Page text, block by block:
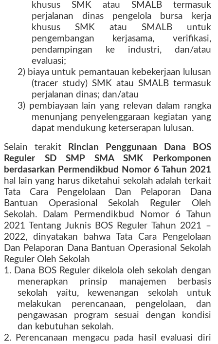
khusus SMK atau SMALB termasuk
perjalanan dinas pengelola bursa kerja
khusus SMK atau SMALB untuk
pengembangan kerjasama, verifikasi,
pendampingan ke industri, dan/atau
evaluasi;
2) biaya untuk pemantauan kebekerjaan lulusan
(tracer study) SMK atau SMALB termasuk
perjalanan dinas; dan/atau
3) pembiayaan lain yang relevan dalam rangka
menunjang penyelenggaraan kegiatan yang
dapat mendukung keterserapan lulusan.
Selain terakit
Rincian Penggunaan Dana BOS
Reguler SD SMP SMA SMK Perkomponen
berdasarkan Permendikbud Nomor 6 Tahun 2021
hal lain yang harus diketahui sekolah adalah terkait
Tata Cara Pengelolaan Dan Pelaporan Dana
Bantuan Operasional Sekolah Reguler Oleh
Sekolah. Dalam Permendikbud Nomor 6 Tahun
2021 Tentang Juknis BOS Reguler Tahun 2021 –
2022,
dinyatakan bahwa Tata Cara Pengelolaan
Dan Pelaporan Dana Bantuan Operasional Sekolah
Reguler Oleh Sekolah
1. Dana BOS Reguler dikelola oleh sekolah dengan
menerapkan prinsip manajemen berbasis
sekolah yaitu, kewenangan sekolah untuk
melakukan perencanaan, pengelolaan, dan
pengawasan program sesuai dengan kondisi
dan kebutuhan sekolah.
2. Perencanaan mengacu pada hasil evaluasi diri